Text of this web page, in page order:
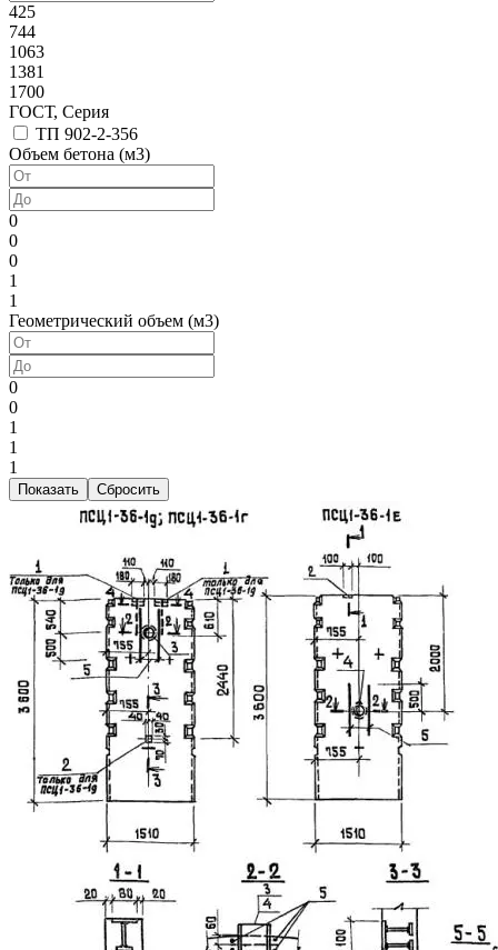
425
744
1063
1381
1700
ГОСТ, Серия
ТП 902-2-356
Объем бетона (м3)
0
0
0
1
1
Геометрический объем (м3)
0
0
1
1
1